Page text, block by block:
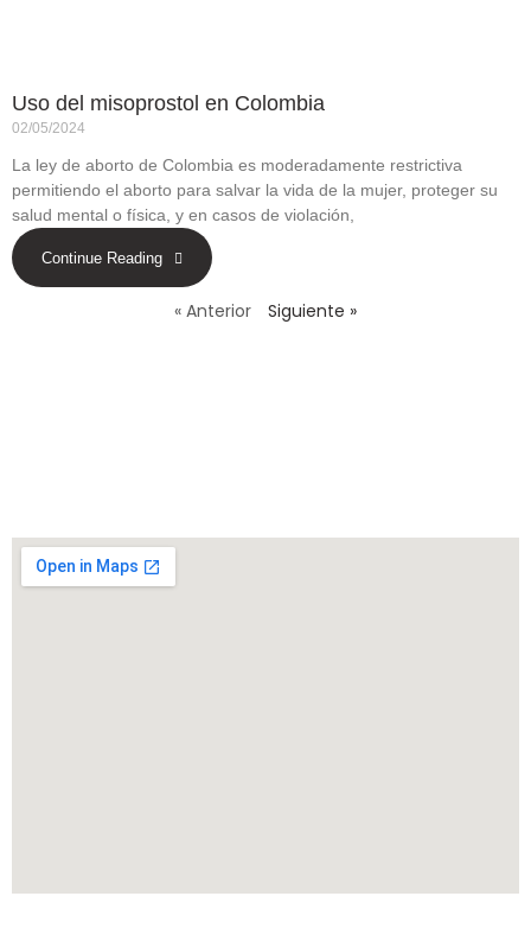
Uso del misoprostol en Colombia
02/05/2024
La ley de aborto de Colombia es moderadamente restrictiva
permitiendo el aborto para salvar la vida de la mujer, proteger su
salud mental o física, y en casos de violación,
Continue Reading
« Anterior Siguiente »